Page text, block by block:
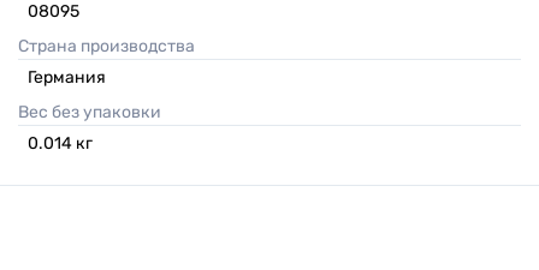
08095
Страна производства
Германия
Вес без упаковки
0.014 кг